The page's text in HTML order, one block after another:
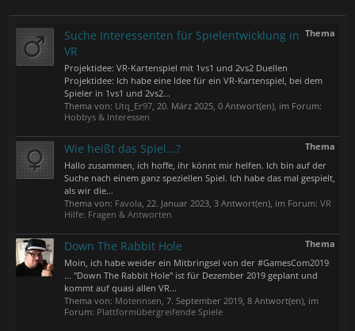
Thema
Suche Interessenten für Spielentwicklung in
VR
Projektidee: VR-Kartenspiel mit 1vs1 und 2vs2 Duellen
Projektidee: Ich habe eine Idee für ein VR-Kartenspiel, bei dem
Spieler in 1vs1 und 2vs2...
Thema von: Utq_Er97, 20. März 2025, 0 Antwort(en), im Forum:
Hobbys & Interessen
Thema
Wie heißt das Spiel...?
Hallo zusammen, ich hoffe, ihr könnt mir helfen. Ich bin auf der
Suche nach einem ganz speziellen Spiel. Ich habe das mal gespielt,
als wir die...
Thema von: Favola, 22. Januar 2023, 3 Antwort(en), im Forum: VR
Hilfe: Fragen & Antworten
Thema
Down The Rabbit Hole
Moin, ich habe weider ein Mitbringsel von der #GamesCom2019
... "Down The Rabbit Hole" ist für Dezember 2019 geplant und
kommt auf quasi allen VR...
Thema von: Motennsen, 7. September 2019, 8 Antwort(en), im
Forum: Plattformübergreifende Spiele